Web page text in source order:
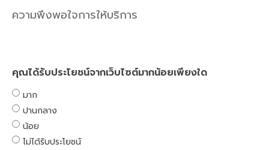
ความพึงพอใจการให้บริการ
คุณได้รับประโยชน์จากเว็บไซต์มากน้อยเพียงใด
มาก
ปานกลาง
น้อย
ไม่ได้รับประโยชน์